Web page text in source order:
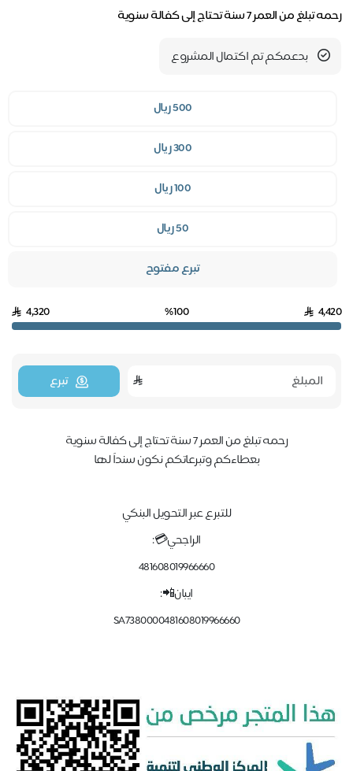
من العمر 7 سنة تحتاج إلى كفالة سنوية
بدعمكم تم اكتمال المشروع
تبرع مفتوح
%100
4,320
تبرع
رحمه تبلغ من العمر 7 سنة تحتاج إلى كفالة سنوية
بعطاءكم وتبرعاتكم نكون سنداً لها
للتبرع عبر التحويل البنكي
الراجحي💳:
481608019966660
ايبان📲:
SA7380000481608019966660